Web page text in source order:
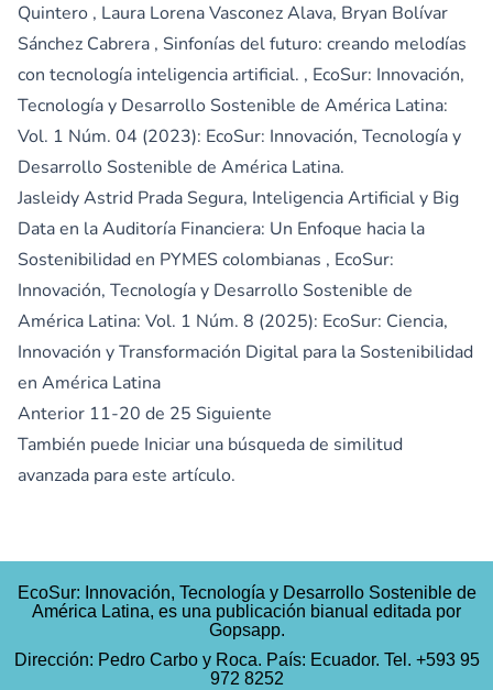
Quintero , Laura Lorena Vasconez Alava, Bryan Bolívar
Sánchez Cabrera , Sinfonías del futuro: creando melodías
con tecnología inteligencia artificial. , EcoSur: Innovación,
Tecnología y Desarrollo Sostenible de América Latina:
Vol. 1 Núm. 04 (2023): EcoSur: Innovación, Tecnología y
Desarrollo Sostenible de América Latina.
Jasleidy Astrid Prada Segura, Inteligencia Artificial y Big
Data en la Auditoría Financiera: Un Enfoque hacia la
Sostenibilidad en PYMES colombianas , EcoSur:
Innovación, Tecnología y Desarrollo Sostenible de
América Latina: Vol. 1 Núm. 8 (2025): EcoSur: Ciencia,
Innovación y Transformación Digital para la Sostenibilidad
en América Latina
Anterior 11-20 de 25 Siguiente
También puede Iniciar una búsqueda de similitud
avanzada para este artículo.
EcoSur: Innovación, Tecnología y Desarrollo Sostenible de
América Latina, es una publicación bianual editada por
Gopsapp.
Dirección: Pedro Carbo y Roca. País: Ecuador. Tel. +593 95
972 8252